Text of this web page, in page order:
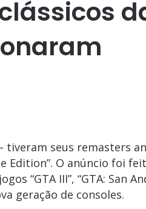
seus remasters
Edition”. O anúncio foi
“GTA III”, “GTA: San
geração de consoles.